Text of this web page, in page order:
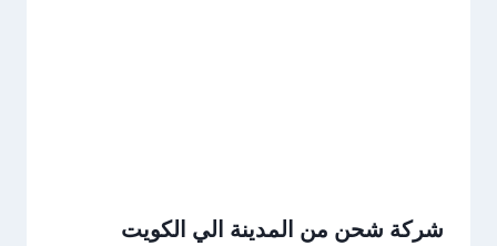
شركة شحن من المدينة الي الكويت